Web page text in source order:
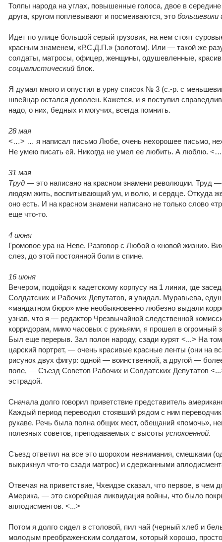
Толпы народа на углах, повышенные голоса, двое в середине
друга, кругом поплевывают и посмеиваются, это большевики
Идет по улице большой серый грузовик, на нем стоят
красным знаменем, «Р.С.Д.П.» (золотом). Или — такой же
солдаты, матросы, офицер, женщины, одушевленные,
социалистический блок.
Я думал много и опустил в урну список № 3 (с.-р. с
швейцар остался доволен. Кажется, и я поступил
надо, о них, бедных и могучих, всегда помнить.
28 мая
<…> … я написал письмо Любе, очень нехорошее письмо,
Не умею писать ей. Никогда не умел ее любить. А люблю.
31 мая
Труд — это написано на красном знамени революции. Труд
людям жить, воспитывающий ум, и волю, и сердце. Откуда
оно есть. И на красном знамени написано не только слово
еще что-то.
4 июня
Громовое ура на Неве. Разговор с Любой о «новой жизни».
слез, до этой постоянной боли в спине.
16 июня
Вечером, подойдя к кадетскому корпусу на 1 линии, где
Солдатских и Рабочих Депутатов, я увидал. Муравьева,
«мандатном бюро» мне необыкновенно любезно выдали
узнав, что я — редактор Чрезвычайной следственной
корридорам, мимо часовых с ружьями, я прошел в огромный
Был еще перерыв. Зал полон народу, сзади курят <...> На том
царский портрет, — очень красивые красные ленты (они на
рисунок двух фигур: одной — воинственной, а другой —
поле, — Съезд Советов Рабочих и Солдатских Депутатов
эстрадой.
Сначала долго говорил приветствие представитель
Каждый период переводил стоявший рядом с ним
рукаве. Речь была полна общих мест, обещаний «помочь»,
полезных советов, преподаваемых с высоты успокоенной.
Съезд ответил на все это шорохом невнимания, смешками
выкрикнул что-то сзади матрос) и сдержанными
Отвечая на приветствие, Чхеидзе сказал, что первое, в чем
Америка, — это скорейшая ликвидация войны, что было
аплодисментов. <...>
Потом я долго сидел в столовой, пил чай (черный хлеб и
молодым преображенским солдатом, который хорошо,